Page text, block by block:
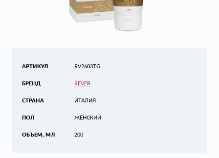
АРТИКУЛ
БРЕНД
СТРАНА
ПОЛ
ОБЪЕМ, МЛ
RV2603TG
REVER
ИТАЛИЯ
ЖЕНСКИЙ
200